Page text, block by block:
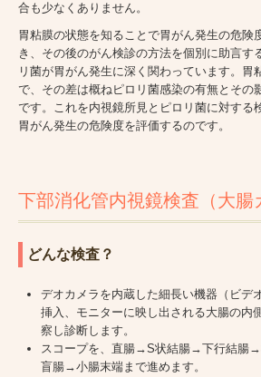
合も少なくありません。
胃粘膜の状態を知ることで胃がん発生の危険
き、その後のがん検診の方法を個別に助言す
リ菌が胃がん発生に深く関わっています。胃
で、その差は概ねピロリ菌感染の有無とその
です。これを内視鏡所見とピロリ菌に対する
胃がん発生の危険度を評価するのです。
下部消化管内視鏡検査（大腸
どんな検査？
デオカメラを内蔵した細長い機器（ビデ
挿入、モニターに映し出される大腸の内
察し診断します。
スコープを、直腸→S状結腸→下行結腸
盲腸→小腸末端まで進めます。